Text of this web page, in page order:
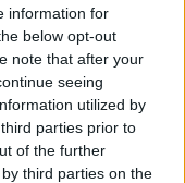
information for
below opt-out
note that after your
seeing
utilized by
parties prior to
of the further
third parties on the